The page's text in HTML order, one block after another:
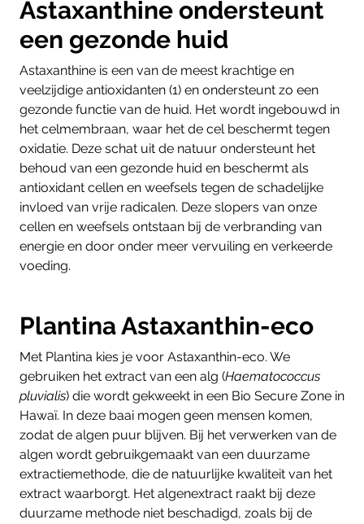
Astaxanthine ondersteunt
een gezonde huid
Astaxanthine is een van de meest krachtige en
veelzijdige antioxidanten (1) en ondersteunt zo een
gezonde functie van de huid. Het wordt ingebouwd in
het celmembraan, waar het de cel beschermt tegen
oxidatie. Deze schat uit de natuur ondersteunt het
behoud van een gezonde huid en beschermt als
antioxidant cellen en weefsels tegen de schadelijke
invloed van vrije radicalen. Deze slopers van onze
cellen en weefsels ontstaan bij de verbranding van
energie en door onder meer vervuiling en verkeerde
voeding.
Plantina Astaxanthin-eco
Met Plantina kies je voor Astaxanthin-eco. We
gebruiken het extract van een alg (Haematococcus
pluvialis) die wordt gekweekt in een Bio Secure Zone in
Hawaï. In deze baai mogen geen mensen komen,
zodat de algen puur blijven. Bij het verwerken van de
algen wordt gebruikgemaakt van een duurzame
extractiemethode, die de natuurlijke kwaliteit van het
extract waarborgt. Het algenextract raakt bij deze
duurzame methode niet beschadigd, zoals bij de